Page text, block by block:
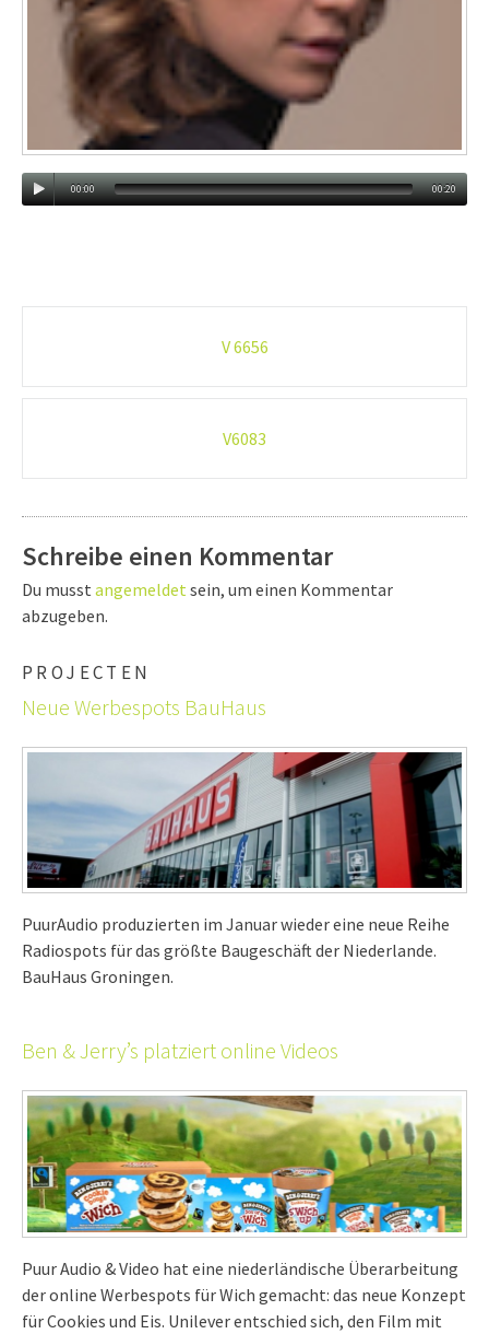
00:00 00:20
V 6656
V6083
Schreibe einen Kommentar
Du musst angemeldet sein, um einen Kommentar
abzugeben.
PROJECTEN
Neue Werbespots BauHaus
PuurAudio produzierten im Januar wieder eine neue Reihe
Radiospots für das größte Baugeschäft der Niederlande.
BauHaus Groningen.
Ben & Jerry’s platziert online Videos
Puur Audio & Video hat eine niederländische Überarbeitung
der online Werbespots für Wich gemacht: das neue Konzept
für Cookies und Eis. Unilever entschied sich, den Film mit